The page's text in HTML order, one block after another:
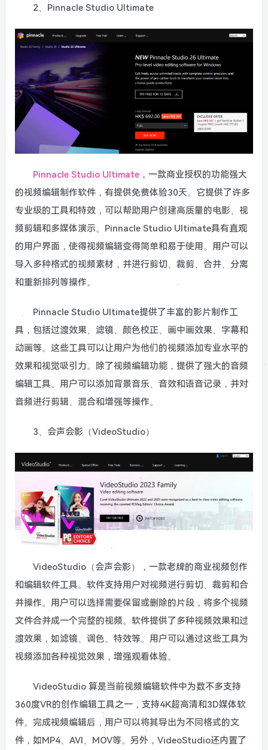
2、Pinnacle Studio Ultimate
Pinnacle Studio Ultimate ，一款商业授权的功能强大
的视频编辑制作软件，有提供免费体验30天。它提供了许多
专业级的工具和特效，可以帮助用户创建高质量的电影、视
频剪辑和多媒体演示。Pinnacle Studio Ultimate具有直观
的用户界面，使得视频编辑变得简单和易于使用。用户可以
导入多种格式的视频素材，并进行剪切、裁剪、合并、分离
和重新排列等操作。
Pinnacle Studio Ultimate提供了丰富的影片制作工
具，包括过渡效果、滤镜、颜色校正、画中画效果、字幕和
动画等。这些工具可以让用户为他们的视频添加专业水平的
效果和视觉吸引力。除了视频编辑功能，提供了强大的音频
编辑工具。用户可以添加背景音乐、音效和语音记录，并对
音频进行剪辑、混合和增强等操作。
3、会声会影（VideoStudio）
VideoStudio（会声会影），一款老牌的商业视频创作
和编辑软件工具。软件支持用户对视频进行剪切、裁剪和合
并操作。用户可以选择需要保留或删除的片段，将多个视频
文件合并成一个完整的视频。软件提供了多种视频效果和过
渡效果，如滤镜、调色、特效等。用户可以通过这些工具为
视频添加各种视觉效果，增强观看体验。
VideoStudio 算是当前视频编辑软件中为数不多支持
360度VR的创作编辑工具之一，支持4K超高清和3D媒体软
件。完成视频编辑后，用户可以将其导出为不同格式的文
件，如MP4、AVI、MOV等。另外，VideoStudio还内置了